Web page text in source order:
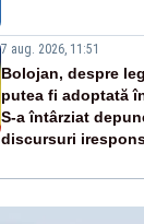
7 aug. 2026, 11:51
Bolojan, despre
putea fi adoptată
S-a întârziat
discursuri